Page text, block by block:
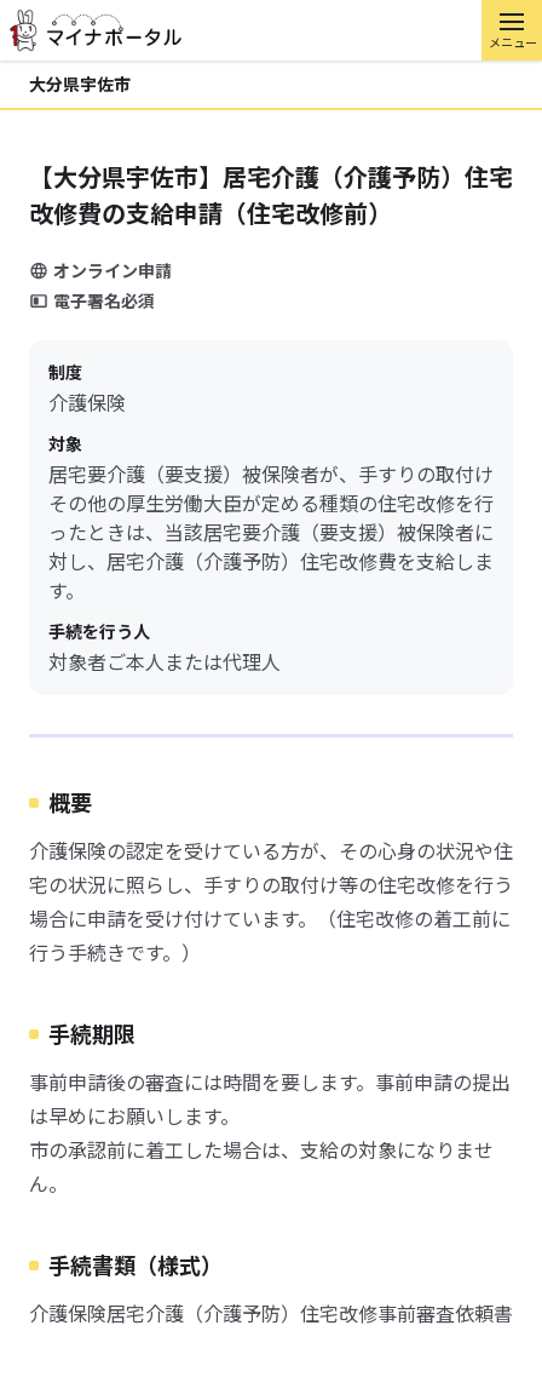
メニュー
大分県宇佐市
【大分県宇佐市】居宅介護（介護予防）住宅
改修費の支給申請（住宅改修前）
オンライン申請
電子署名必須
制度
介護保険
対象
居宅要介護（要支援）被保険者が、手すりの取付け
その他の厚生労働大臣が定める種類の住宅改修を行
ったときは、当該居宅要介護（要支援）被保険者に
対し、居宅介護（介護予防）住宅改修費を支給しま
す。
手続を行う人
対象者ご本人または代理人
概要
介護保険の認定を受けている方が、その心身の状況や住
宅の状況に照らし、手すりの取付け等の住宅改修を行う
場合に申請を受け付けています。（住宅改修の着工前に
行う手続きです。）
手続期限
事前申請後の審査には時間を要します。事前申請の提出
は早めにお願いします。
市の承認前に着工した場合は、支給の対象になりませ
ん。
手続書類（様式）
介護保険居宅介護（介護予防）住宅改修事前審査依頼書